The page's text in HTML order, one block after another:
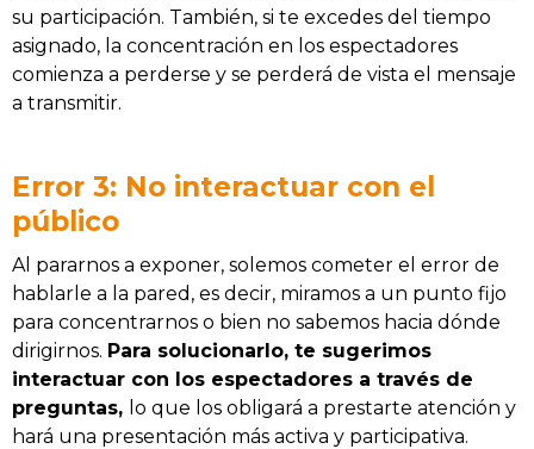
su participación. También, si te excedes del tiempo
asignado, la concentración en los espectadores
comienza a perderse y se perderá de vista el mensaje
a transmitir.
Error 3: No interactuar con el
público
Al pararnos a exponer, solemos cometer el error de
hablarle a la pared, es decir, miramos a un punto fijo
para concentrarnos o bien no sabemos hacia dónde
dirigirnos. Para solucionarlo, te sugerimos
interactuar con los espectadores a través de
preguntas, lo que los obligará a prestarte atención y
hará una presentación más activa y participativa.